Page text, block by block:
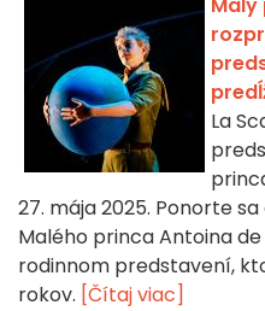
Malý
La
27. mája 2025. Ponorte
Malého princa Antoina
rodinnom predstavení,
rokov. [Čítaj viac]